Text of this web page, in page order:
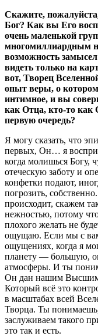
Скажите,
Бог? Как вы Его
очень маленькой
многомиллиардным
возможность
видеть только на
вот, Творец
опыт веры, о
интимное, и вы
как Отца, кто-то
первую очередь?
Я могу сказать, что
первых, Он… я
когда молишься Богу,
отеческую заботу и
конфетки подают,
погрозить,
происходит, скажем
нежностью, потому
плохого желать не
ощущаю. Если мы с
ощущениях, когда я
планету — большую,
атмосферы. И ты
Он дан нашим
Который всё это
в масштабах всей
Творца. Ты
заслуживаем такого
это так и есть.